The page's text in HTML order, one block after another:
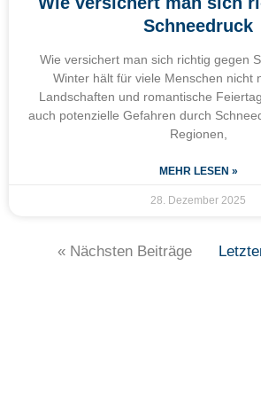
Schneedruck
Wie versichert man sich richtig gegen
Winter hält für viele Menschen nicht
Landschaften und romantische
auch potenzielle Gefahren durch
Regionen,
MEHR LESEN »
28. Dezember 2025
« Nächsten Beiträge